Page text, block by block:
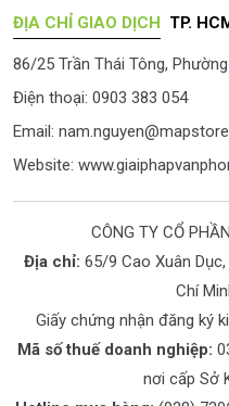
ĐỊA CHỈ GIAO DỊCH TP.
86/25 Trần Thái Tông,
Điện thoại: 0903 383 054
Email:
Website:
CÔNG TY CỔ
Địa chỉ: 65/9 Cao Xuân
Chí
Giấy chứng nhận đăng ký
Mã số thuế doanh nghiệp:
nơi cấp Sở